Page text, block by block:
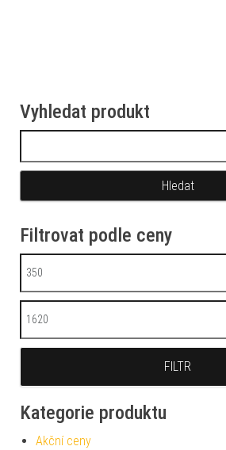
Vyhledat produkt
Filtrovat podle ceny
Minimální cena
Maximální cena
FILTR
Kategorie produktu
Akční ceny